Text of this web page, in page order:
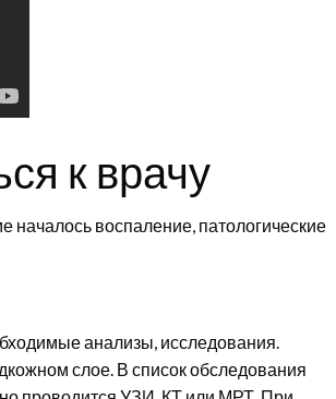
к врачу
началось воспаление, патологические
анализы, исследования.
слое. В список обследования